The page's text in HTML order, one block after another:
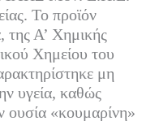
Το προϊόν
της Α’ Χημικής
Χημείου του
μη
υγεία, καθώς
ουσία «κουμαρίνη»